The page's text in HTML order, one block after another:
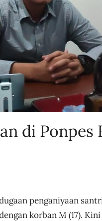
di Ponpes
penganiyaan
korban M (17).